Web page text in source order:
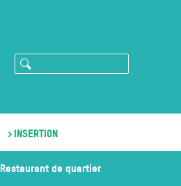
Rechercher
INSERTION
Restaurant de quartier